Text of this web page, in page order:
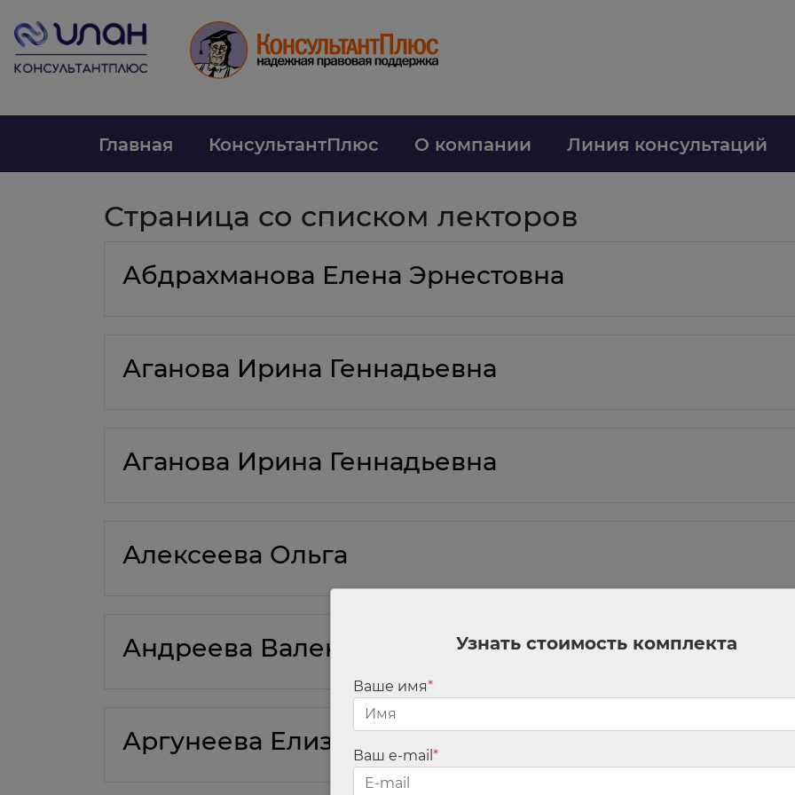
Главная КонсультантПлюс О компании Линия консультаций
Страница со списком лекторов
Абдрахманова Елена Эрнестовна
Аганова Ирина Геннадьевна
Аганова Ирина Геннадьевна
Алексеева Ольга
Андреева Валентина Ивановна
Аргунеева Елизавета Олеговна
Узнать стоимость комплекта
Ваше имя*
Ваш e-mail *